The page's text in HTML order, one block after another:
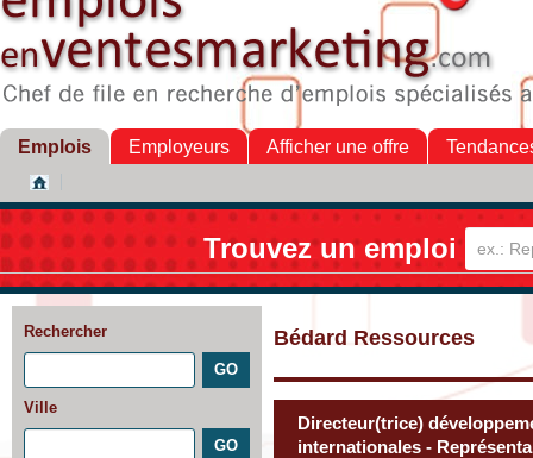
Emplois Employeurs Afficher une offre
Trouvez un emploi
Rechercher
Ville
Bédard Ressources
Directeur(trice)
internationales -